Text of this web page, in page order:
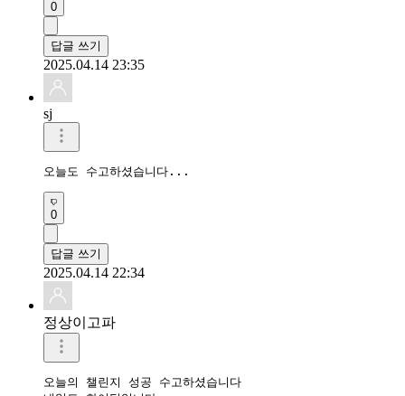
0
답글 쓰기
2025.04.14 23:35
sj
오늘도 수고하셨습니다...
0
답글 쓰기
2025.04.14 22:34
정상이고파
오늘의 챌린지 성공 수고하셨습니다